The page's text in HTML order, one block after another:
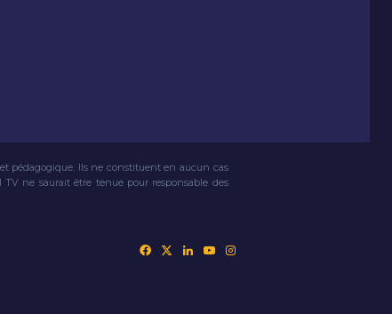
pédagogique. Ils ne constituent en aucun cas
ne saurait être tenue pour responsable des
FacebookLinkedinYouTube